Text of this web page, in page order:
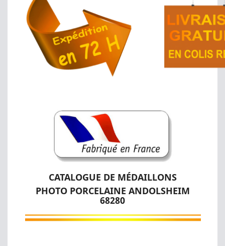
CATALOGUE DE MÉDAILLONS
PHOTO PORCELAINE ANDOLSHEIM
68280